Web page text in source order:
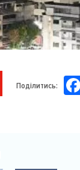
Поділитись: